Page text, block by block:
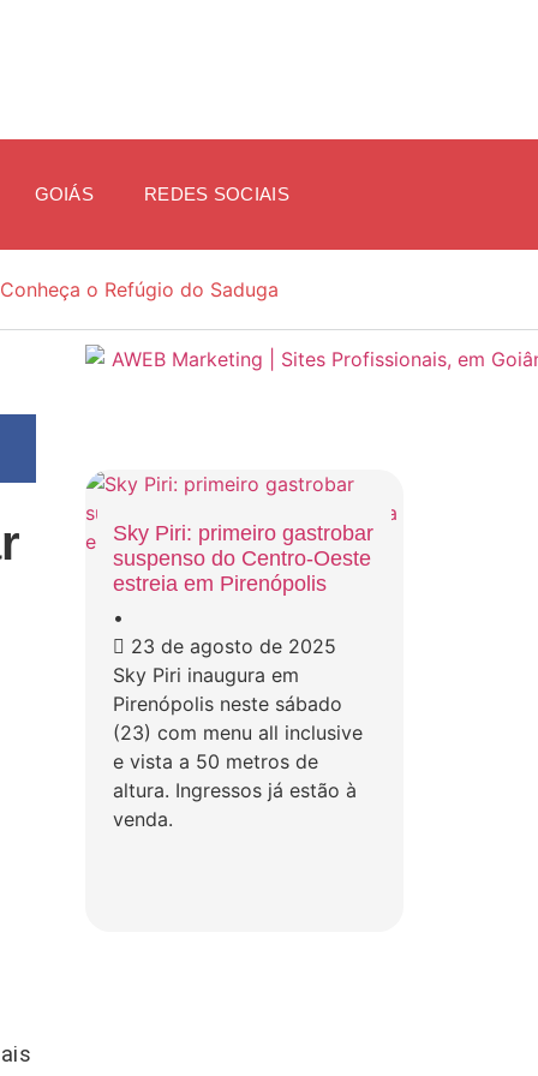
GOIÁS REDES SOCIAIS
Conheça o Refúgio do Saduga
Sky Piri: primeiro gastrobar
suspenso do Centro-Oeste
estreia em Pirenópolis
•
23 de agosto de 2025
Sky Piri inaugura em
Pirenópolis neste sábado
(23) com menu all inclusive
e vista a 50 metros de
altura. Ingressos já estão à
venda.